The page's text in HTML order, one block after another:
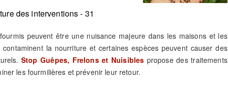
des interventions - 31
peuvent être une nuisance majeure dans les maisons et les
contaminent la nourriture et certaines espèces peuvent causer des
Stop Guêpes, Frelons et Nuisibles propose des traitements
les fourmilières et prévenir leur retour.